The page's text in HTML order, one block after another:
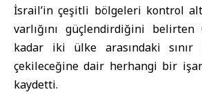
İsrail’in çeşitli bölgeleri kontrol
varlığını güçlendirdiğini
kadar iki ülke arasındaki sınır
çekileceğine dair herhangi bir
kaydetti.